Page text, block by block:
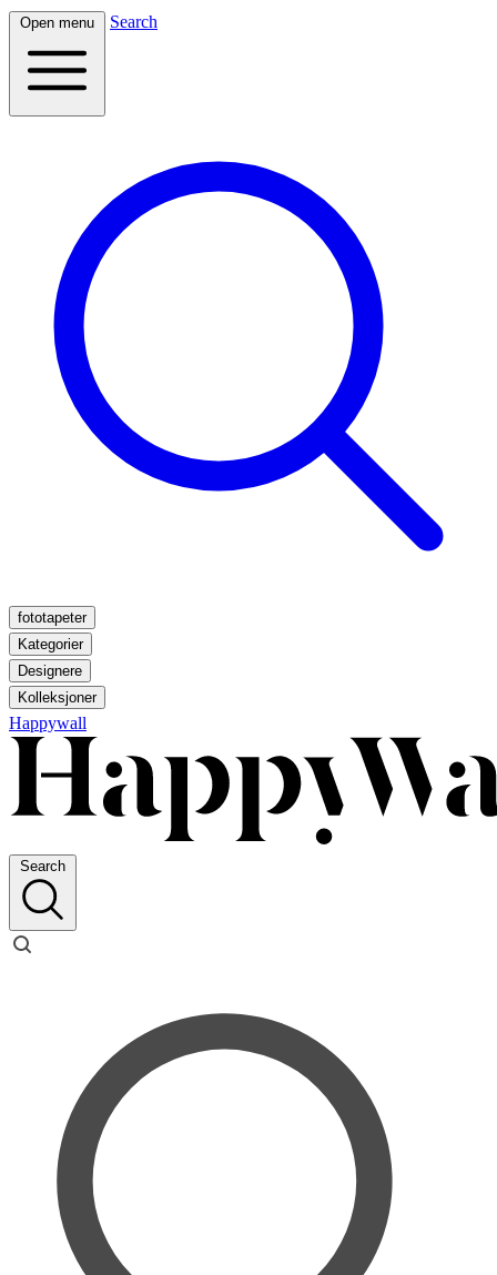
Open menu Search
fototapeter
Kategorier
Designere
Kolleksjoner
Happywall
Search